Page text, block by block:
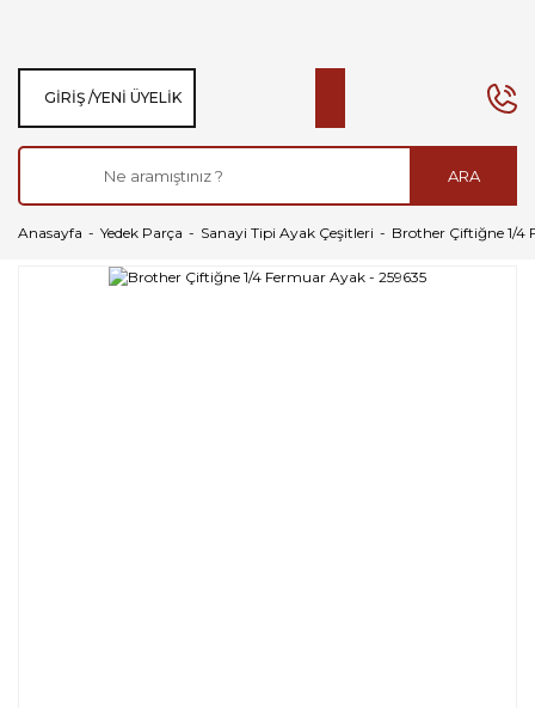
ARA
GIRIŞ /YENI ÜYELIK
Anasayfa Yedek Parça Sanayi Tipi Ayak Çeşitleri Brother Çiftiğne 1/4